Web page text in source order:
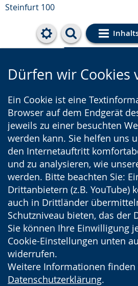
Steinfurt 100
Cookie-
Dürfen wir Cookies
Ein Cookie ist eine
Browser auf dem Endgerät
jeweils zu einer besuchten
werden kann. Sie helfen uns
den Internetauftritt
und zu analysieren, wie
werden. Bitte beachten Sie:
Drittanbietern (z.B. YouTube)
auch in Drittländer
Schutzniveau bieten, das der
Sie können Ihre Einwilligung
Cookie-Einstellungen unten
widerrufen.
Weitere Informationen finden
Datenschutzerklärung.